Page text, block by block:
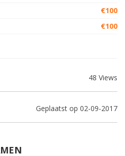
€100
€100
48 Views
Geplaatst op 02-09-2017